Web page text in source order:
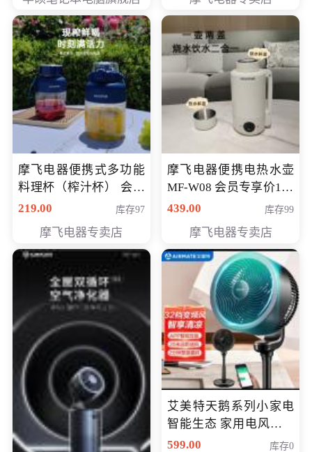
摩飞电器便携式多功能
料理杯（榨汁杯） 会员
专享价118元
219.00 库存97
摩飞电器专卖店
摩飞电器便携电热水壶
MF-W08 会员专享价198
元
439.00 库存99
摩飞电器专卖店
艾美特天鹅系列小家电
智能生态 家用电风扇直
流变频节能轻音空气循
599.00 库存0